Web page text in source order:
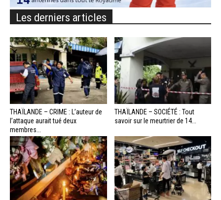
Les derniers articles
THAÏLANDE – CRIME : L’auteur de
l’attaque aurait tué deux
membres...
THAÏLANDE – SOCIÉTÉ : Tout
savoir sur le meurtrier de 14...